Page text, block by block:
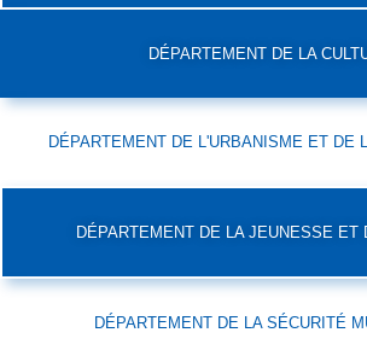
DÉPARTEMENT DE LA
DÉPARTEMENT DE L'URBANISME ET DE
DÉPARTEMENT DE LA JEUNESSE ET
DÉPARTEMENT DE LA SÉCURITÉ